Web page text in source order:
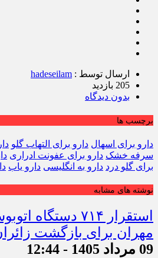
ارسال توسط : hadeseilam
205 بازدید
بدون دیدگاه
برچسب ها
دارو برای اسهال دارو برای التهاب گلو
سرفه خشک دارو برای عفونت ادراری
برای گلو درد دارو به انگلیسی دارو یاب
نوشته های مشابه
استقرار ۷۱۴
مهران برای بازگشت
09 مرداد 1405 - 12:44